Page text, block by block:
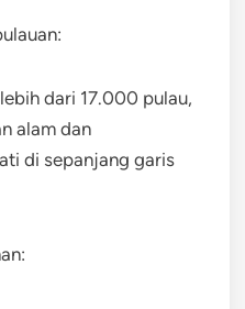
dari 17.000 pulau,
alam dan
di sepanjang garis